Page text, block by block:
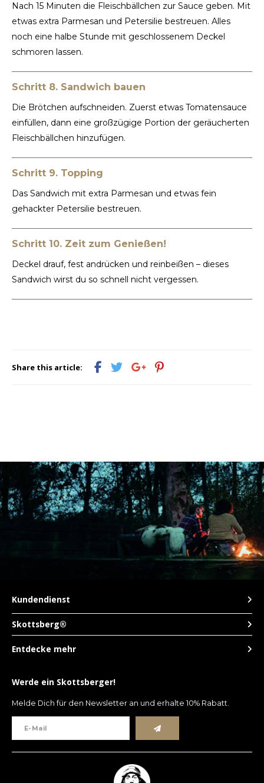
Nach 15 Minuten die Fleischbällchen zur Sauce geben. Mit
etwas extra Parmesan und Petersilie bestreuen. Alles
noch eine halbe Stunde mit geschlossenem Deckel
schmoren lassen.
Schritt 8. Sandwich bauen
Die Brötchen aufschneiden. Zuerst etwas Tomatensauce
einfüllen, dann eine großzügige Portion der geräucherten
Fleischbällchen hinzufügen.
Schritt 9. Topping
Das Sandwich mit extra Parmesan und etwas fein
gehackter Petersilie bestreuen.
Schritt 10. Zeit zum Genießen!
Deckel drauf, fest andrücken und reinbeißen – dieses
Sandwich wirst du so schnell nicht vergessen.
Share this article:
Skottsberg®
Kundendienst
Entdecke mehr
Werde ein Skottsberger!
Melde Dich für den Newsletter an und erhalte 10% Rabatt.